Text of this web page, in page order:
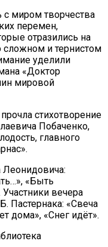
с миром творчества
перемен,
отразились на
сложном и тернистом
уделили
«Доктор
мировой
стихотворение
Побаченко,
главного
Леонидовича:
«Быть
вечера
Пастернака: «Свеча
дома», «Снег идёт».